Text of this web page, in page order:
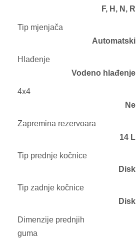
F, H, N, R
Tip mjenjača
Automatski
Hlađenje
Vodeno hlađenje
4x4
Ne
Zapremina rezervoara
14 L
Tip prednje kočnice
Disk
Tip zadnje kočnice
Disk
Dimenzije prednjih
guma